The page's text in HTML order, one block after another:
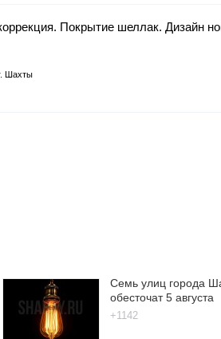
Покрытие шеллак. Дизайн
Шахты
Семь улиц города
обесточат 5 августа
+1142